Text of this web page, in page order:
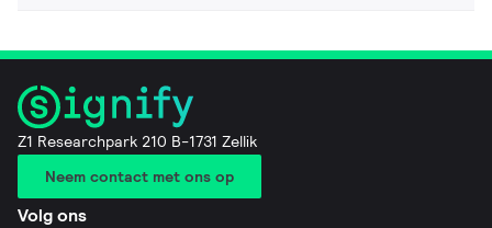
Z1 Researchpark 210 B-1731 Zellik
Neem contact met ons op
Volg ons